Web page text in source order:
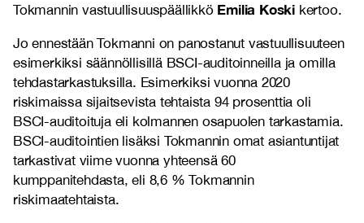
Tokmannin vastuullisuuspäällikkö Emilia Koski kertoo.
Jo ennestään Tokmanni on panostanut vastuullisuuteen
esimerkiksi säännöllisillä BSCI-auditoinneilla ja omilla
tehdastarkastuksilla. Esimerkiksi vuonna 2020
riskimaissa sijaitsevista tehtaista 94 prosenttia oli
BSCI-auditoituja eli kolmannen osapuolen tarkastamia.
BSCI-auditointien lisäksi Tokmannin omat asiantuntijat
tarkastivat viime vuonna yhteensä 60
kumppanitehdasta, eli 8,6 % Tokmannin
riskimaatehtaista.